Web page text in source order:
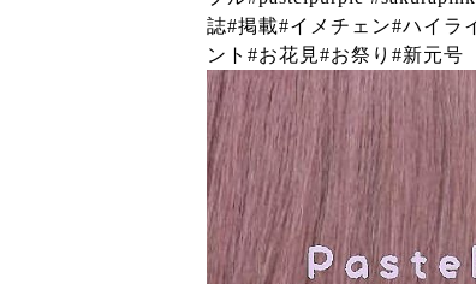
誌#掲載#イメチェン#ハイラ
ント#お花見#お祭り#新元号